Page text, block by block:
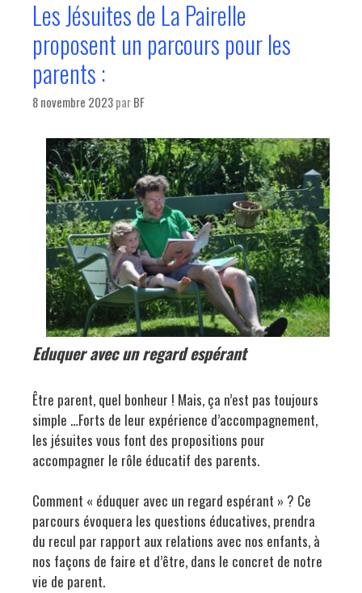
Les Jésuites de La Pairelle
proposent un parcours pour les
parents :
8 novembre 2023parBF
Eduquer avec un regard espérant
Être parent, quel bonheur ! Mais, ça n’est pas toujours
simple …Forts de leur expérience d’accompagnement,
les jésuites vous font des propositions pour
accompagner le rôle éducatif des parents.
Comment « éduquer avec un regard espérant » ? Ce
parcours évoquera les questions éducatives, prendra
du recul par rapport aux relations avec nos enfants, à
nos façons de faire et d’être, dans le concret de notre
vie de parent.